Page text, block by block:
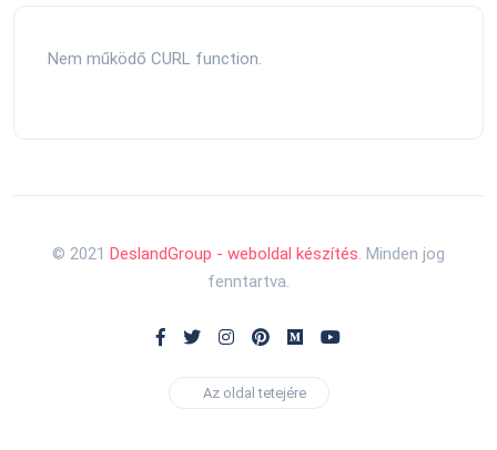
Nem működő CURL function.
© 2021 DeslandGroup - weboldal készítés. Minden jog
fenntartva.
Az oldal tetejére